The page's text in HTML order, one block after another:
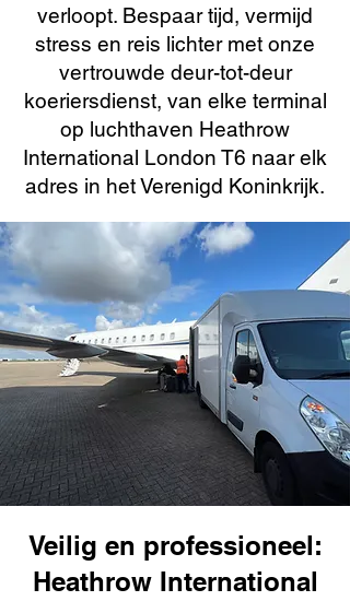
verloopt. Bespaar tijd, vermijd
stress en reis lichter met onze
vertrouwde deur-tot-deur
koeriersdienst, van elke terminal
op luchthaven Heathrow
International London T6 naar elk
adres in het Verenigd Koninkrijk.
Veilig en professioneel:
Heathrow International